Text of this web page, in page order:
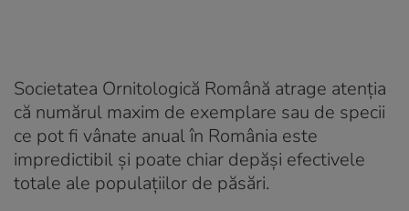
Societatea Ornitologică Română atrage atenția
că numărul maxim de exemplare sau de specii
ce pot fi vânate anual în România este
impredictibil și poate chiar depăși efectivele
totale ale populațiilor de păsări.